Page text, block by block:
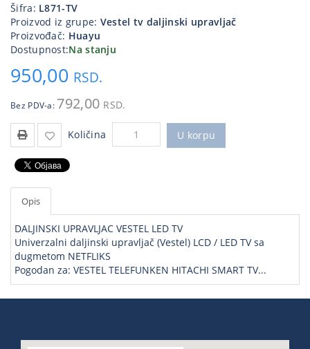
Poslovna
oprema,računari
program
Šifra: L871-TV
Proizvod iz grupe: Vestel tv daljinski upravljač
Proizvođač: Huayu
Dostupnost:Na stanju
950,00 RSD.
Bez PDV-a: 792,00 RSD.
Količina U korpu
Opis
DALJINSKI UPRAVLJAC VESTEL LED TV
Univerzalni daljinski upravljač (Vestel) LCD / LED TV sa
dugmetom NETFLIKS
Pogodan za: VESTEL TELEFUNKEN HITACHI SMART TV...